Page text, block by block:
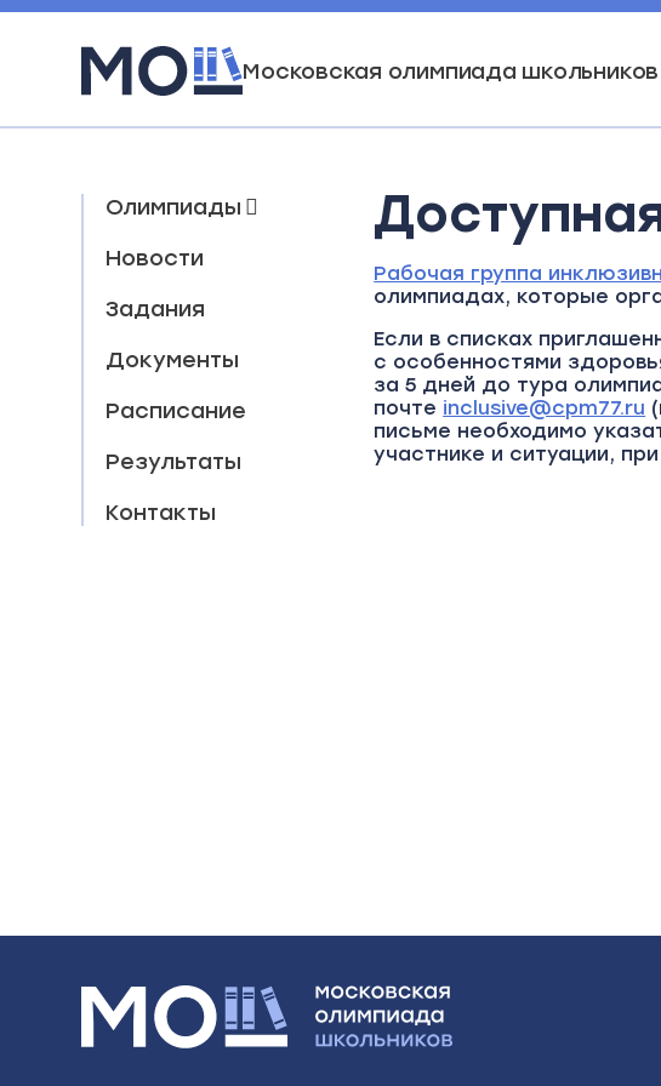
Московская олимпиада школьников
Олимпиады
Новости
Задания
Документы
Расписание
Результаты
Контакты
Рабочая группа
олимпиадах, которые
Если в списках
с особенностями
за 5 дней до тура
почте inclusive@cpm77.ru
письме необходимо
участнике и ситуации,